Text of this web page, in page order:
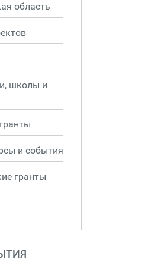
область
школы и
и события
гранты